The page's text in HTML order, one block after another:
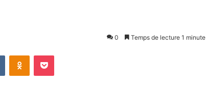
0 Temps de lecture 1 minute